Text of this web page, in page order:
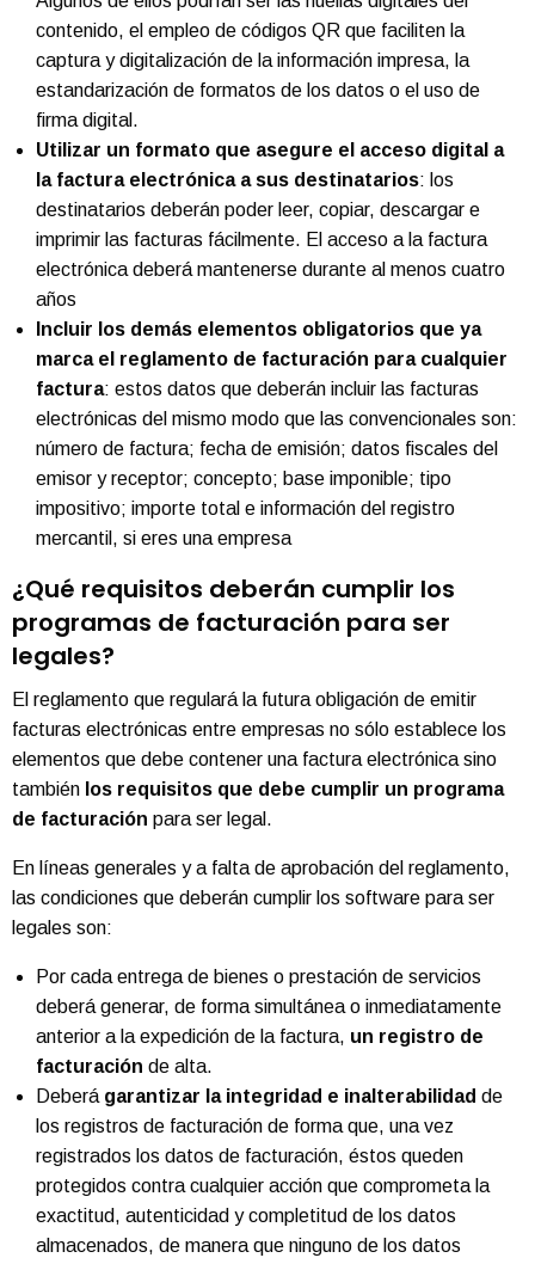
contenido, el empleo de códigos QR que faciliten la
captura y digitalización de la información impresa, la
estandarización de formatos de los datos o el uso de
firma digital.
Utilizar un formato que asegure el acceso digital a
la factura electrónica a sus destinatarios: los
destinatarios deberán poder leer, copiar, descargar e
imprimir las facturas fácilmente. El acceso a la factura
electrónica deberá mantenerse durante al menos cuatro
años
Incluir los demás elementos obligatorios que ya
marca el reglamento de facturación para cualquier
factura: estos datos que deberán incluir las facturas
electrónicas del mismo modo que las convencionales son:
número de factura; fecha de emisión; datos fiscales del
emisor y receptor; concepto; base imponible; tipo
impositivo; importe total e información del registro
mercantil, si eres una empresa
¿Qué requisitos deberán cumplir los
programas de facturación para ser
legales?
El reglamento que regulará la futura obligación de emitir
facturas electrónicas entre empresas no sólo establece los
elementos que debe contener una factura electrónica sino
también los requisitos que debe cumplir un programa
de facturación para ser legal.
En líneas generales y a falta de aprobación del reglamento,
las condiciones que deberán cumplir los software para ser
legales son:
Por cada entrega de bienes o prestación de servicios
deberá generar, de forma simultánea o inmediatamente
anterior a la expedición de la factura, un registro de
facturación de alta.
Deberá garantizar la integridad e inalterabilidad de
los registros de facturación de forma que, una vez
registrados los datos de facturación, éstos queden
protegidos contra cualquier acción que comprometa la
exactitud, autenticidad y completitud de los datos
almacenados, de manera que ninguno de los datos